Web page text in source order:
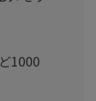
1000